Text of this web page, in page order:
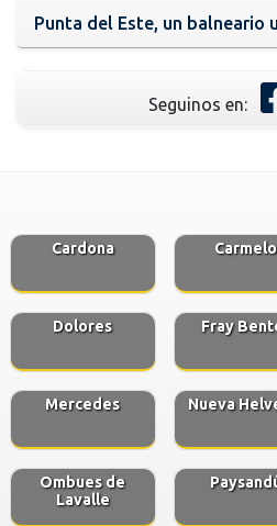
Punta del Este, un balneario
Seguinos en:
Cardona Carmelo
Dolores Fray
Mercedes Nueva
Ombues de
Lavalle